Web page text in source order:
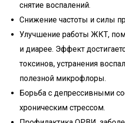
снятие воспалений.
Снижение частоты и силы
Улучшение работы ЖКТ,
и диарее. Эффект
токсинов, устранения
полезной микрофлоры.
Борьба с депрессивными
хроническим стрессом.